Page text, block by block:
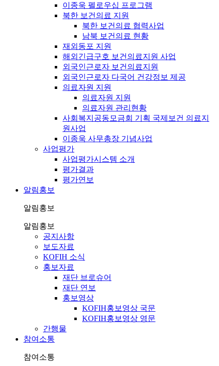
이종욱 펠로우십 프로그램
북한 보건의료 지원
북한 보건의료 협력사업
남북 보건의료 현황
재외동포 지원
해외긴급구호 보건의료지원 사업
외국인근로자 보건의료지원
외국인근로자 다국어 건강정보 제공
의료자원 지원
의료자원 지원
의료자원 관리현황
사회복지공동모금회 기획 국제보건 의료지
원사업
이종욱 사무총장 기념사업
사업평가
사업평가시스템 소개
평가결과
평가연보
알림홍보
알림홍보
알림홍보
공지사항
보도자료
KOFIH 소식
홍보자료
재단 브로슈어
재단 연보
홍보영상
KOFIH홍보영상 국문
KOFIH홍보영상 영문
간행물
참여소통
참여소통